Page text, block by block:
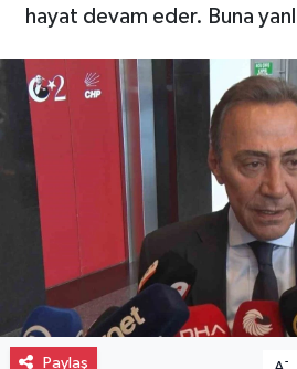
hayat devam eder. Buna
Paylaş -
Magazin
Gayrimenkul
Eğitim